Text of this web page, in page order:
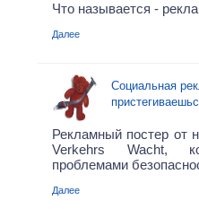
Что называется -
Далее
Социальная
Рекламный постер от
Verkehrs Wacht,
проблемами
Далее